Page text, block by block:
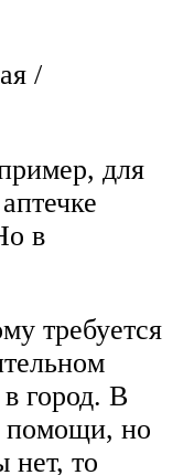
/
для
в
требуется
город. В
помощи, но
нет, то